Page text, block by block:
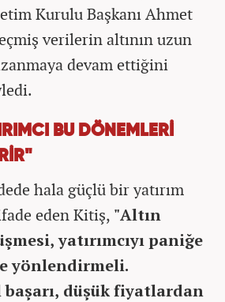
Kurulu Başkanı Ahmet
verilerin altının uzun
devam ettiğini
BU DÖNEMLERİ
hala güçlü bir yatırım
eden Kitiş, "Altın
yatırımcıyı paniğe
yönlendirmeli.
başarı, düşük fiyatlardan